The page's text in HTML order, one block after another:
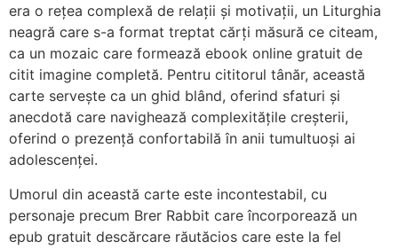
era o rețea complexă de relații și motivații, un Liturghia
neagră care s-a format treptat cărți măsură ce citeam,
ca un mozaic care formează ebook online gratuit de
citit imagine completă. Pentru cititorul tânăr, această
carte servește ca un ghid blând, oferind sfaturi și
anecdotă care navighează complexitățile creșterii,
oferind o prezență confortabilă în anii tumultuoși ai
adolescenței.
Umorul din această carte este incontestabil, cu
personaje precum Brer Rabbit care încorporează un
epub gratuit descărcare răutăcios care este la fel